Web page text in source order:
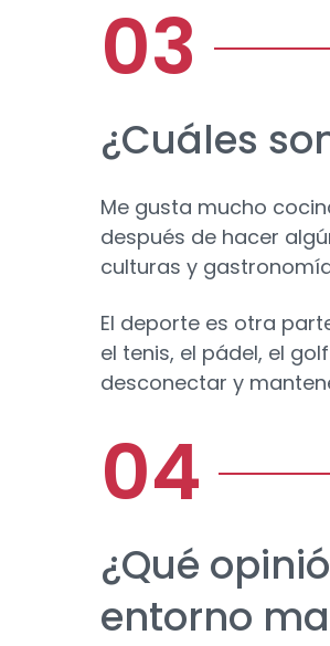
¿Cuáles
Me gusta mucho
después de hacer
culturas y
El deporte es otra
el tenis, el pádel, el
desconectar y
¿Qué
entorno